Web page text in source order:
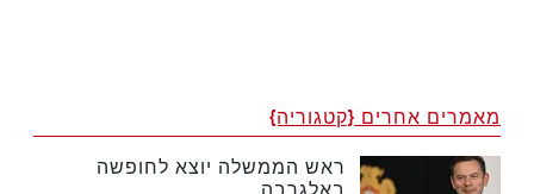
מאמרים אחרים {קטגוריה}
ראש הממשלה יוצא לחופשה